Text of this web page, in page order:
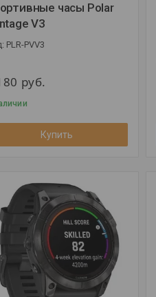
часы Polar
V3
PLR-PVV3
руб.
Купить